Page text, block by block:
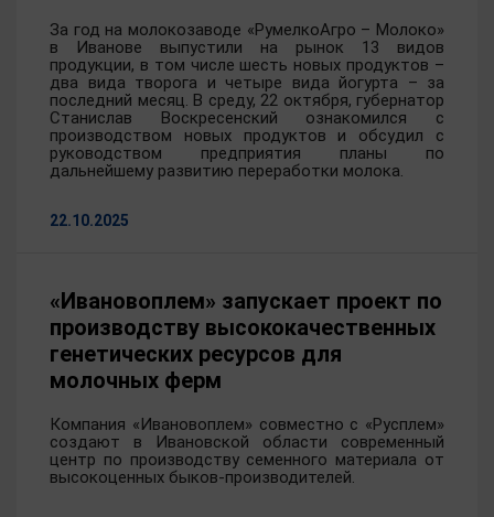
За год на молокозаводе «РумелкоАгро – Молоко»
в Иванове выпустили на рынок 13 видов
продукции, в том числе шесть новых продуктов –
два вида творога и четыре вида йогурта – за
последний месяц. В среду, 22 октября, губернатор
Станислав Воскресенский ознакомился с
производством новых продуктов и обсудил с
руководством предприятия планы по
дальнейшему развитию переработки молока.
22.10.2025
«Ивановоплем» запускает проект по
производству высококачественных
генетических ресурсов для
молочных ферм
Компания «Ивановоплем» совместно с «Русплем»
создают в Ивановской области современный
центр по производству семенного материала от
высокоценных быков-производителей.